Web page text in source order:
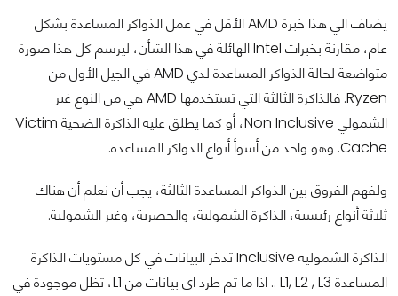
يضاف الي هذا خبرة AMD الأقل في عمل الذواكر المساعدة بشكل
عام، مقارنة بخبرات Intel الهائلة في هذا الشأن، ليرسم كل هذا صورة
متواضعة لحالة الذواكر المساعدة لدي AMD في الجيل الأول من
Ryzen. فالذاكرة الثالثة التي تستخدمها AMD هي من النوع غير
الشمولي Non Inclusive، أو كما يطلق عليه الذاكرة الضحية Victim
Cache. وهو واحد من أسوأ أنواع الذواكر المساعدة.
ولفهم الفروق بين الذواكر المساعدة الثالثة، يجب أن نعلم أن هناك
ثلاثة أنواع رئيسية، الذاكرة الشمولية، والحصرية، وغير الشمولية.
الذاكرة الشمولية Inclusive تدخر البيانات في كل مستويات الذاكرة
المساعدة L1, L2 , L3 .. اذا ما تم طرد اي بيانات من L1، تظل موجودة في